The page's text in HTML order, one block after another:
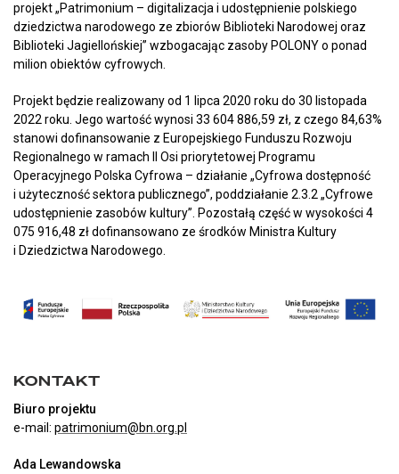
projekt „Patrimonium – digitalizacja i udostępnienie polskiego
dziedzictwa narodowego ze zbiorów Biblioteki Narodowej oraz
Biblioteki Jagiellońskiej” wzbogacając zasoby POLONY o ponad
milion obiektów cyfrowych.
Projekt będzie realizowany od 1 lipca 2020 roku do 30 listopada
2022 roku. Jego wartość wynosi 33 604 886,59 zł, z czego 84,63%
stanowi dofinansowanie z Europejskiego Funduszu Rozwoju
Regionalnego w ramach II Osi priorytetowej Programu
Operacyjnego Polska Cyfrowa – działanie „Cyfrowa dostępność
i użyteczność sektora publicznego”, poddziałanie 2.3.2 „Cyfrowe
udostępnienie zasobów kultury”. Pozostałą część w wysokości 4
075 916,48 zł dofinansowano ze środków Ministra Kultury
i Dziedzictwa Narodowego.
KONTAKT
Biuro projektu
e-mail: patrimonium@bn.org.pl
Ada Lewandowska